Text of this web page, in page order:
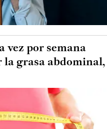
vez por semana
la grasa abdominal,